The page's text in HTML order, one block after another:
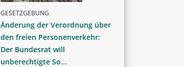
GESETZGEBUNG
Änderung der Verordnung über
den freien Personenverkehr:
Der Bundesrat will
unberechtigte So...